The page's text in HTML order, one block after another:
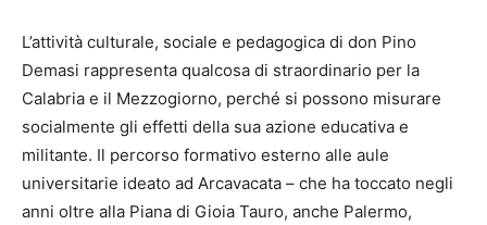
L’attività culturale, sociale e pedagogica di don Pino
Demasi rappresenta qualcosa di straordinario per la
Calabria e il Mezzogiorno, perché si possono misurare
socialmente gli effetti della sua azione educativa e
militante. Il percorso formativo esterno alle aule
universitarie ideato ad Arcavacata – che ha toccato negli
anni oltre alla Piana di Gioia Tauro, anche Palermo,